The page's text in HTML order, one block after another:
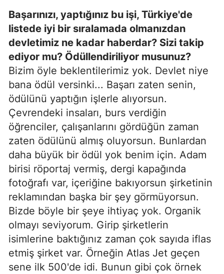
Başarınızı, yaptığınız bu işi, Türkiye'de
listede iyi bir sıralamada olmanızdan
devletimiz ne kadar haberdar? Sizi takip
ediyor mu? Ödüllendiriliyor musunuz?
Bizim öyle beklentilerimiz yok. Devlet niye
bana ödül versinki... Başarı zaten senin,
ödülünü yaptığın işlerle alıyorsun.
Çevrendeki insaları, burs verdiğin
öğrenciler, çalışanlarını gördüğün zaman
zaten ödülünü almış oluyorsun. Bunlardan
daha büyük bir ödül yok benim için. Adam
birisi röportaj vermiş, dergi kapağında
fotoğrafı var, içeriğine bakıyorsun şirketinin
reklamından başka bir şey görmüyorsun.
Bizde böyle bir şeye ihtiyaç yok. Organik
olmayı seviyorum. Girip şirketlerin
isimlerine baktığınız zaman çok sayıda iflas
etmiş şirket var. Örneğin Atlas Jet geçen
sene ilk 500'de idi. Bunun gibi çok örnek